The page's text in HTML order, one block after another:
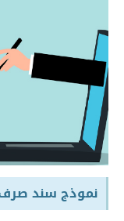
نموذج سند